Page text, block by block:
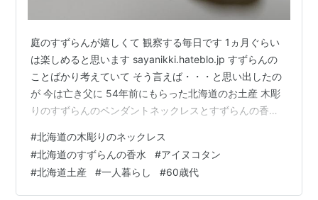
庭のすずらんが嬉しくて 観察する毎日です 1ヵ月ぐらい
は楽しめると思います sayanikki.hateblo.jp すずらんの
ことばかり考えていて そう言えば・・・と思い出したの
が 今は亡き父に 54年前にもらった北海道のお土産 木彫
りのすずらんのペンダントネックレスとすずらんの香水
今は慰安旅行ってあまり聞きませんが 戦後の昭和 生活が
豊かになったこともあったのでしょう 父も母も 毎年職場
の慰安旅行があり全国各地の観光地に行っていました 祖
母とお留守番をする子供の私は とってもうらやましかっ
#北海道の木彫りのネックレス
#北海道のすずらんの香水 #アイヌコタン
#北海道土産 #一人暮らし #60歳代